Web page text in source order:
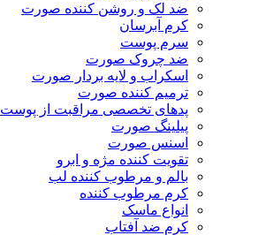
ضد لک و روشن کننده صورت
کرم آبرسان
سرم پوست
ضد چروک صورت
اسکراب و لایه بردار صورت
ترمیم کننده صورت
پدهای تخصصی مراقبت از پوست
پیلینگ صورت
اسنس صورت
تقویت کننده مژه و ابرو
بالم و مرطوب کننده لب
کرم مرطوب کننده
انواع ماسک
کرم ضد آفتاب